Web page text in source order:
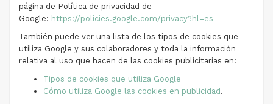
página de Política de privacidad de
Google: https://policies.google.com/privacy?hl=es
También puede ver una lista de los tipos de cookies que
utiliza Google y sus colaboradores y toda la información
relativa al uso que hacen de las cookies publicitarias en:
Tipos de cookies que utiliza Google
Cómo utiliza Google las cookies en publicidad .